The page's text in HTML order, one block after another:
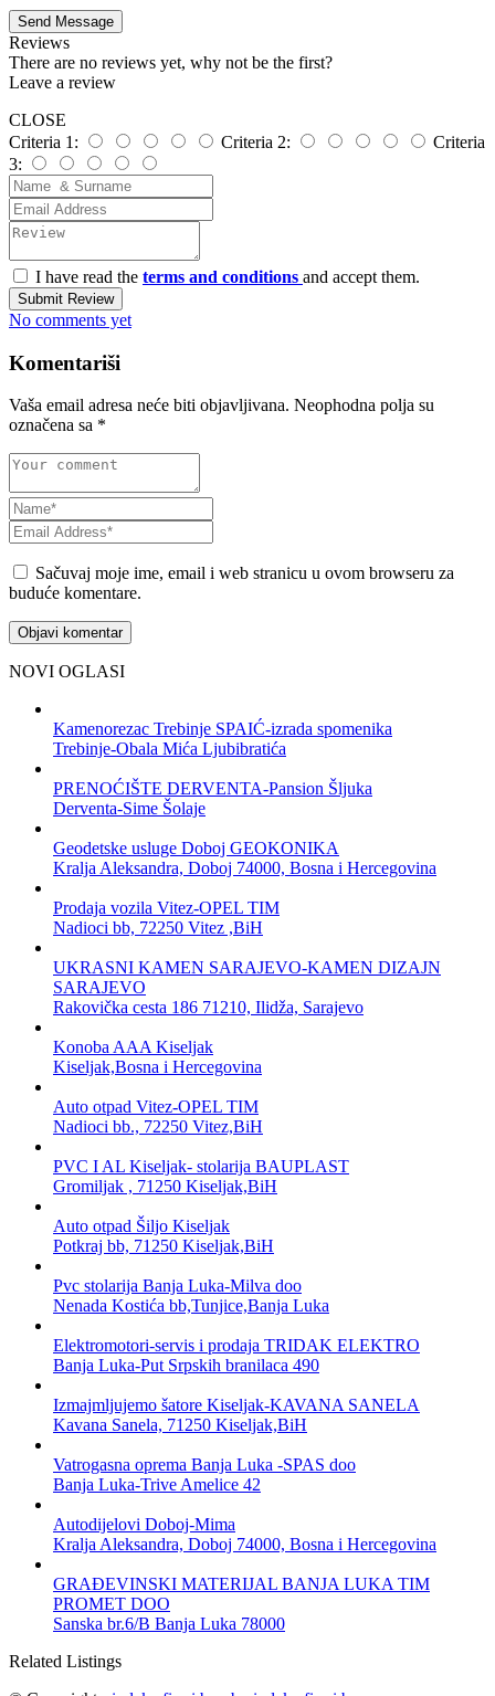
Send Message
Reviews
There are no reviews yet, why not be the first?
Leave a review
CLOSE
Criteria 1:
Criteria 2:
Criteria
3:
I have read the terms and conditions and accept them.
Submit Review
No comments yet
Komentariši
Vaša email adresa neće biti objavljivana. Neophodna polja su
označena sa *
Sačuvaj moje ime, email i web stranicu u ovom browseru za
buduće komentare.
NOVI OGLASI
Kamenorezac Trebinje SPAIĆ-izrada spomenika
Trebinje-Obala Mića Ljubibratića
PRENOĆIŠTE DERVENTA-Pansion Šljuka
Derventa-Sime Šolaje
Geodetske usluge Doboj GEOKONIKA
Kralja Aleksandra, Doboj 74000, Bosna i Hercegovina
Prodaja vozila Vitez-OPEL TIM
Nadioci bb, 72250 Vitez ,BiH
UKRASNI KAMEN SARAJEVO-KAMEN DIZAJN
SARAJEVO
Rakovička cesta 186 71210, Ilidža, Sarajevo
Konoba AAA Kiseljak
Kiseljak,Bosna i Hercegovina
Auto otpad Vitez-OPEL TIM
Nadioci bb., 72250 Vitez,BiH
PVC I AL Kiseljak- stolarija BAUPLAST
Gromiljak , 71250 Kiseljak,BiH
Auto otpad Šiljo Kiseljak
Potkraj bb, 71250 Kiseljak,BiH
Pvc stolarija Banja Luka-Milva doo
Nenada Kostića bb,Tunjice,Banja Luka
Elektromotori-servis i prodaja TRIDAK ELEKTRO
Banja Luka-Put Srpskih branilaca 490
Izmajmljujemo šatore Kiseljak-KAVANA SANELA
Kavana Sanela, 71250 Kiseljak,BiH
Vatrogasna oprema Banja Luka -SPAS doo
Banja Luka-Trive Amelice 42
Autodijelovi Doboj-Mima
Kralja Aleksandra, Doboj 74000, Bosna i Hercegovina
GRAĐEVINSKI MATERIJAL BANJA LUKA TIM
PROMET DOO
Sanska br.6/B Banja Luka 78000
Related Listings